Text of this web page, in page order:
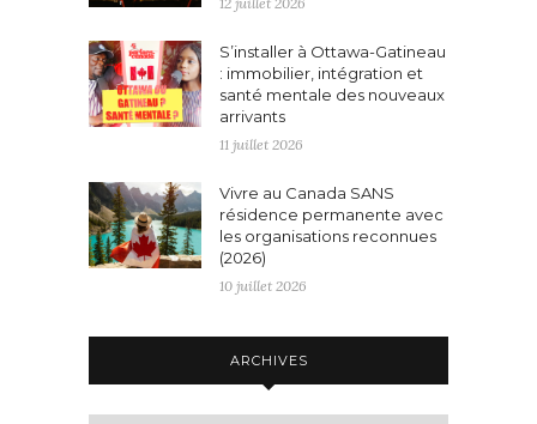
S’installer à Ottawa-Gatineau
: immobilier, intégration et
santé mentale des nouveaux
arrivants
11 juillet 2026
Vivre au Canada SANS
résidence permanente avec
les organisations reconnues
(2026)
10 juillet 2026
ARCHIVES